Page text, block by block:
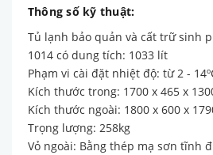
Thông số kỹ thuật:
Tủ lạnh bảo quản và cất trữ sinh
1014 có dung tích: 1033 lít
Phạm vi cài đặt nhiệt độ: từ 2 -
Kích thước trong: 1700 x 465 x
Kích thước ngoài: 1800 x 600 x
Trọng lượng: 258kg
Vỏ ngoài: Bằng thép mạ sơn tĩnh